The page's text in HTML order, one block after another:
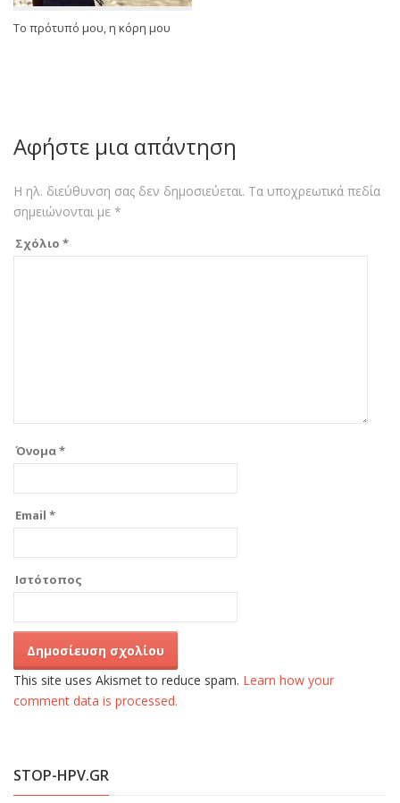
Το πρότυπό μου, η κόρη μου
Αφήστε μια απάντηση
Η ηλ. διεύθυνση σας δεν δημοσιεύεται. Τα υποχρεωτικά πεδία
σημειώνονται με *
Σχόλιο *
Όνομα*
Email *
Ιστότοπος
This site uses Akismet to reduce spam. Learn how your
comment data is processed.
STOP-HPV.GR